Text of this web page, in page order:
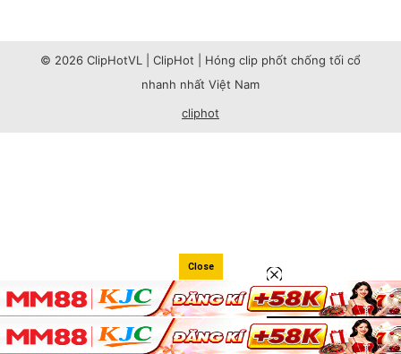
© 2026 ClipHotVL | ClipHot | Hóng clip phốt chống tối cổ
nhanh nhất Việt Nam
cliphot
Close